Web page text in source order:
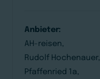
Anbieter:
AH-reisen,
Rudolf Hochenauer,
Pfaffenried 1a,